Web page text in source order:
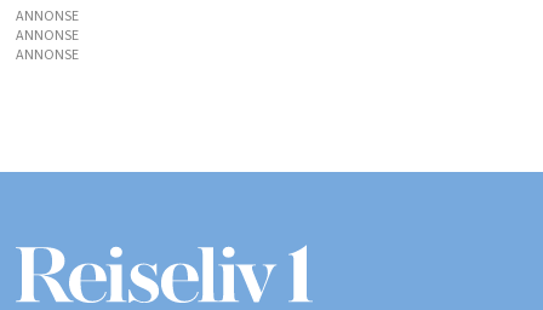
ANNONSE
ANNONSE
ANNONSE